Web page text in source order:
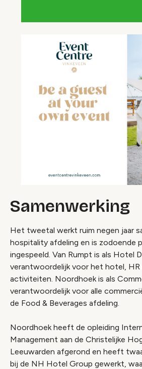
Samenwerking
Het tweetal werkt ruim negen jaar
hospitality afdeling en is zodoende
ingespeeld. Van Rumpt is als Hotel
verantwoordelijk voor het hotel, HR
activiteiten. Noordhoek is als
verantwoordelijk voor alle
de Food & Beverages afdeling.
Noordhoek heeft de opleiding
Management aan de Christelijke
Leeuwarden afgerond en heeft
bij de NH Hotel Group gewerkt,